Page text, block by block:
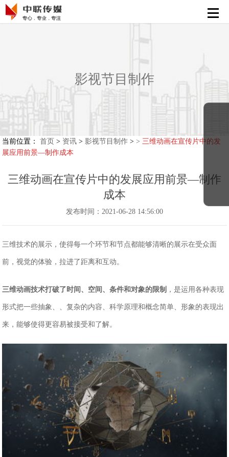
会展策划执行
影视节目制作
新媒体运营
解决方案
影视节目制作
当前位置： 首页 > 资讯 >影视节目制作 >> 三维动画在宣传片中的发
展应用前景—制作成本
三维动画在宣传片中的发展应用前景—制作
成本
发布时间：2021-06-28 14:56:00
三维技术的展示，使得每一个环节和节点都能够清晰的展示在受众面
前，视觉的体验，拉进了距离和互动。
三维动画技术打破了时间、空间、条件和对象的限制 ，是运用各种表现
形式把一些抽象、、复杂的内容、科学原理和概念简单、形象的表现出
来，能够使得更容易被接受和了解。